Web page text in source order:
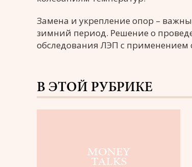
Замена и укрепление опор –
зимний период. Решение о
обследования ЛЭП с
В ЭТОЙ РУБРИКЕ